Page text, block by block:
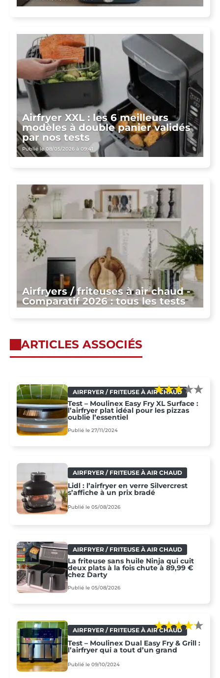
Airfryer XXL : les 6 meilleurs
modèles à double panier validés
par nos tests
Publié le 08/05/2026 à 09:41
Airfryers / friteuses à air chaud -
Comparatif 2026 : tous les tests
ARTICLES ASSOCIÉS
AIRFRYER / FRITEUSE À AIR CHAUD
Test – Moulinex Easy Fry XL Surface :
l’airfryer plat idéal pour les pizzas
oublie l’essentiel
Publié le 27/11/2024
AIRFRYER / FRITEUSE À AIR CHAUD
Lidl : l’airfryer en verre Silvercrest
s’affiche à un prix bradé
Publié le 05/08/2026
AIRFRYER / FRITEUSE À AIR CHAUD
La friteuse sans huile Ninja qui cuit
deux plats à la fois chute à 89,99 €
chez Darty
Publié le 05/08/2026
AIRFRYER / FRITEUSE À AIR CHAUD
Test – Moulinex Dual Easy Fry & Grill :
l’airfryer qui a tout d’un grand
Publié le 09/10/2024